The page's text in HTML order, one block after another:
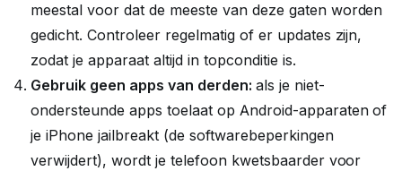
meestal voor dat de meeste van deze gaten worden
gedicht. Controleer regelmatig of er updates zijn,
zodat je apparaat altijd in topconditie is.
Gebruik geen apps van derden: als je niet-
ondersteunde apps toelaat op Android-apparaten of
je iPhone jailbreakt (de softwarebeperkingen
verwijdert), wordt je telefoon kwetsbaarder voor